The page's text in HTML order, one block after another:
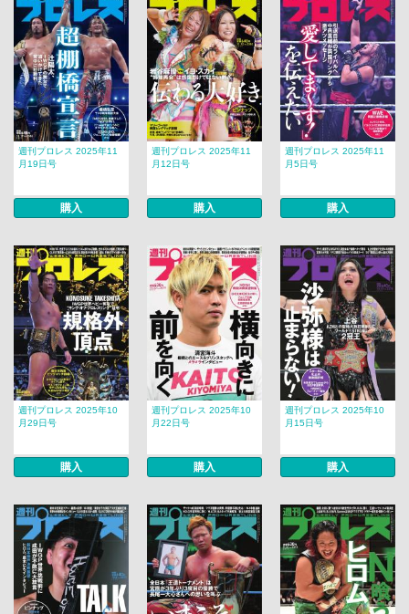
週刊プロレス 2025年11
月19日号
購入
週刊プロレス 2025年11
月12日号
購入
週刊プロレス 2025年11
月5日号
購入
週刊プロレス 2025年10
月29日号
購入
週刊プロレス 2025年10
月22日号
購入
週刊プロレス 2025年10
月15日号
購入